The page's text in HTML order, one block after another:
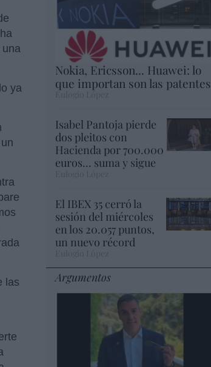
ya
las
Nokia, Ericsson... Huawei: lo
que importan son las patentes
Eulogio López
Isabel Pantoja pierde
dos pleitos con
Hacienda por 700.000
euros... suma y sigue
El IBEX 35 cerró la
sesión del miércoles
en los 20.057 puntos,
un nuevo récord
Argumentos